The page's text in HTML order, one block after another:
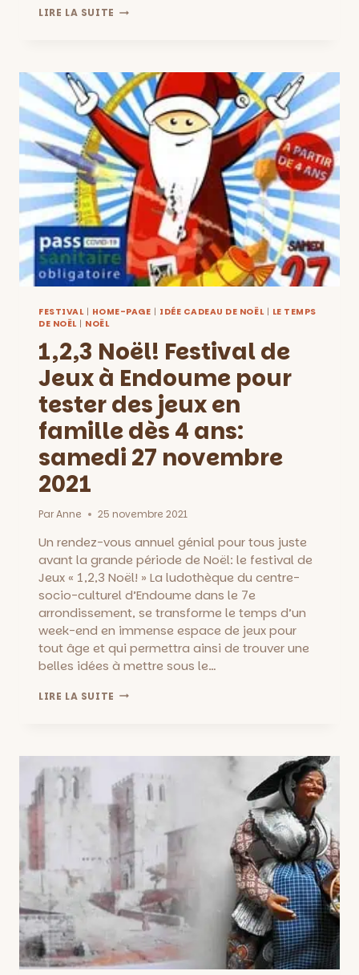
LIRE LA SUITE ALADIN,
ET
UNE
NUITS
:
COMÉDIE
MUSICALE
AU
CHÂTEAU
DE
LA
BUZINE,
DU
18
AU
20
FESTIVAL| HOME-PAGE | IDÉE CADEAU DE NOËL| LE TEMPS
DE NOËL| NOËL
1,2,3 Noël! Festival de
Jeux à Endoume pour
tester des jeux en
famille dès 4 ans:
samedi 27 novembre
2021
ParAnne 25 novembre 2021
Un rendez-vous annuel génial pour tous juste
avant la grande période de Noël: le festival de
Jeux « 1,2,3 Noël! » La ludothèque du centre-
socio-culturel d’Endoume dans le 7e
arrondissement, se transforme le temps d’un
week-end en immense espace de jeux pour
tout âge et qui permettra ainsi de trouver une
belles idées à mettre sous le…
LIRE LA SUITE 1,2,3
ENDOUME
POUR
TESTER
DES
JEUX
EN
FAMILLE
DÈS
4
ANS:
SAMEDI
27
NOVEMBRE
2021